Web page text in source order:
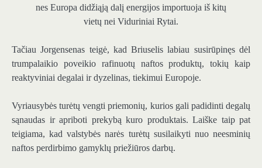
nes Europa didžiąją dalį energijos importuoja iš kitų
vietų nei Viduriniai Rytai.
Tačiau Jorgensenas teigė, kad Briuselis labiau susirūpinęs dėl
trumpalaikio poveikio rafinuotų naftos produktų, tokių kaip
reaktyviniai degalai ir dyzelinas, tiekimui Europoje.
Vyriausybės turėtų vengti priemonių, kurios gali padidinti degalų
sąnaudas ir apriboti prekybą kuro produktais. Laiške taip pat
teigiama, kad valstybės narės turėtų susilaikyti nuo neesminių
naftos perdirbimo gamyklų priežiūros darbų.